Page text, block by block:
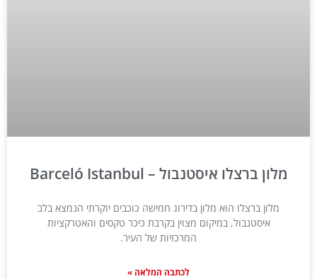
מלון ברצלו איסטנבול – Barceló Istanbul
מלון ברצלו הוא מלון בדירוג חמישה כוכבים יוקרתי הנמצא בלב
איסטנבול, במיקום מצוין בקרבת כיכר טקסים והאטרקציות
המרכזיות של העיר.
לכתבה המלאה »